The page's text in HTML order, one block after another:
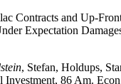
Contracts and Up-
Expectation
, Stefan, Holdups,
Investment, 86 Am.